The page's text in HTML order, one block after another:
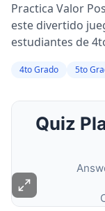
Practica Valor
este divertido
estudiantes de
4to Grado 5to